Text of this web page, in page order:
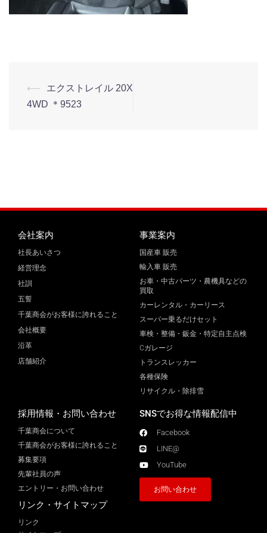
⟵
エクストレイル 20X
4WD ＊9523
会社案内
社長あいさつ
経営理念
社訓
五誓
千葉商会がお客様に誇れること
会社概要
沿革
店舗紹介
事業案内
国産車 販売
輸入車 販売
お車・中古パーツ・農機具などの
買取
カーレンタル・カーリース
スーパー乗るだけセット
車検・整備・鈑金・特定自主点検
Cガレージ
トランスレッカー
各種保険
リサイクル・除排雪
採用情報・お問い合わせ
千葉商会について
千葉商会がお客様に誇れること​
募集要項
先輩社員の声
エントリー・お問い合わせ
リンク・サイトマップ
リンク
SNSでお得な情報配信中
Facebook
LINE@
YouTube
お問い合わせ